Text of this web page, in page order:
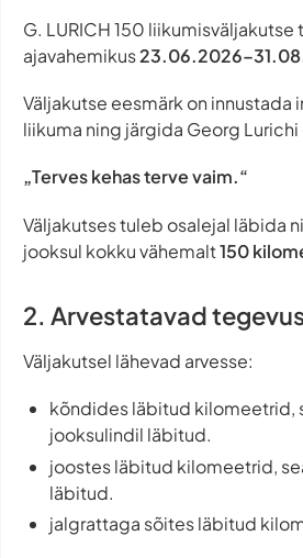
G. LURICH 150 liikumisväljakutse
ajavahemikus
Väljakutse eesmärk on innustada
liikuma ning järgida Georg
„Terves kehas terve vaim.“
Väljakutses tuleb osalejal läbida
jooksul kokku vähemalt150
2. Arvestatavad
Väljakutsel lähevad arvesse:
kõndides läbitud kilomeetrid,
jooksulindil läbitud.
joostes läbitud kilomeetrid,
läbitud.
jalgrattaga sõites läbitud